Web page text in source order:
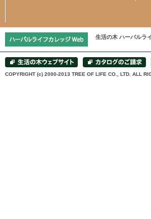
生活の木 ハーバルラ
COPYRIGHT (c) 2000-2013 TREE OF LIFE CO., LTD. ALL